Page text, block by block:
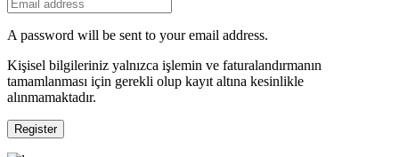
A password will be sent to your email address.
Kişisel bilgileriniz yalnızca işlemin ve faturalandırmanın
tamamlanması için gerekli olup kayıt altına kesinlikle
alınmamaktadır.
Register